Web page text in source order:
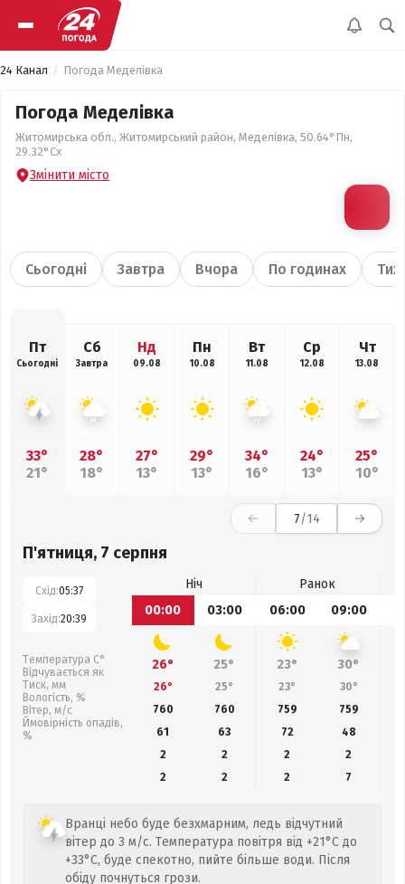
24 Канал Погода Меделівка
Погода Меделівка
Житомирська обл., Житомирський район, Меделівка, 50.64°Пн,
29.32°Сх
Змінити місто
Сьогодні Завтра Вчора По годинах
Пт
Сьогодні
33°
21°
Сб
Завтра
28°
18°
Нд
09.08
27°
13°
Пн
10.08
29°
13°
Вт
11.08
34°
16°
Ср
12.08
24°
13°
Чт
13.08
25°
10°
7/14
П'ятниця, 7 серпня
Схід:05:37
Захід:20:39
Температура С°
Відчувається як
Тиск, мм
Вологість, %
Вітер, м/с
Ймовірність опадів,
%
Ніч
Ранок
00:00
03:00 06:00 09:00
26° 25° 23° 30°
26° 25° 23° 30°
760
760 759 759
61
63 72 48
2
2 2
2
2
2 2 7
Вранці небо буде безхмарним, ледь відчутний
вітер до 3 м/с. Температура повітря від +21°C до
+33°C, буде спекотно, пийте більше води. Після
обіду почнуться грози.